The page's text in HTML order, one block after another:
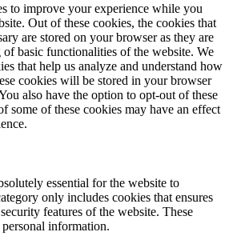
to improve your experience while you
Out of these cookies, the cookies that
are stored on your browser as they are
basic functionalities of the website. We
that help us analyze and understand how
cookies will be stored in your browser
also have the option to opt-out of these
some of these cookies may have an effect
essential for the website to
only includes cookies that ensures
features of the website. These
information.